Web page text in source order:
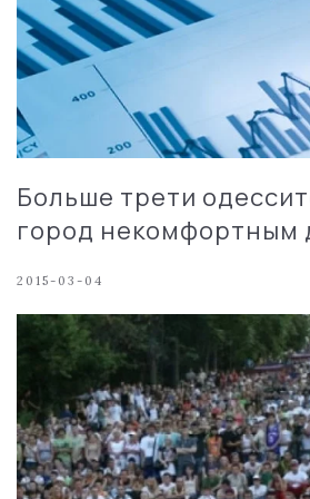
Больше трети
город некомфортным
2015-03-04